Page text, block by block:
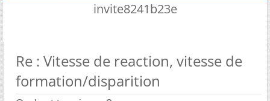
invite8241b23e
Re : Vitesse de reaction, vitesse de
formation/disparition